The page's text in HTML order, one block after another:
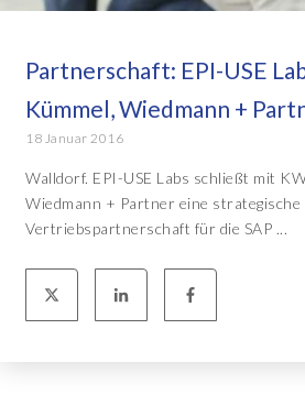
Partnerschaft: EPI-USE
Kümmel, Wiedmann +
18 Januar 2016
Walldorf. EPI-USE Labs schließt mit
Wiedmann + Partner eine strategische
Vertriebspartnerschaft für die SAP ...